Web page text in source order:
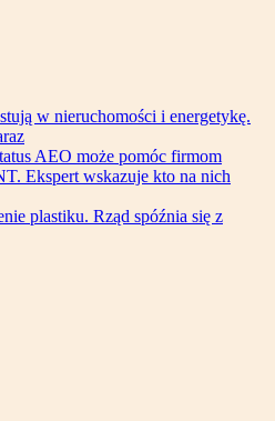
w nieruchomości i energetykę.
AEO może pomóc firmom
Ekspert wskazuje kto na nich
plastiku. Rząd spóźnia się z